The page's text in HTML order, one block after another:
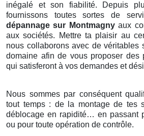
inégalé et son fiabilité. Depuis
fournissons toutes sortes de
dépannage sur Montmagnyaux
aux sociétés. Mettre ta plaisir au
nous collaborons avec de véritables
domaine afin de vous proposer des
qui satisferont à vos demandes et
Nous sommes par conséquent
tout temps : de la montage de tes
déblocage en rapidité… en passant
ou pour toute opération de contrôle.